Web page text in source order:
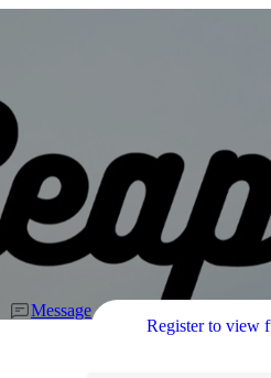
Message
Register to view